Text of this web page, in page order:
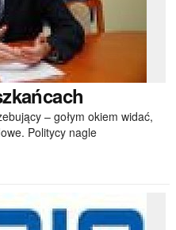
– gołym okiem widać,
Politycy nagle